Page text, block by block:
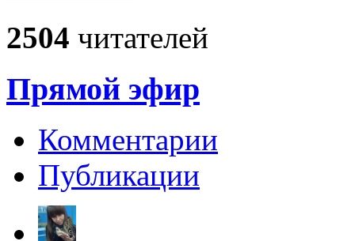
2504 читателей
Прямой эфир
Комментарии
Публикации